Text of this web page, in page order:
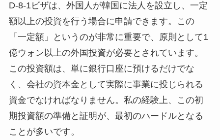
D-8-1ビザは、外国人が韓国に法人を設立し、一定
額以上の投資を行う場合に申請できます。この
「一定額」というのが非常に重要で、原則として1
億ウォン以上の外国投資が必要とされています。
この投資額は、単に銀行口座に預けるだけでな
く、会社の資本金として実際に事業に投じられる
資金でなければなりません。私の経験上、この初
期投資額の準備と証明が、最初のハードルとなる
ことが多いです。